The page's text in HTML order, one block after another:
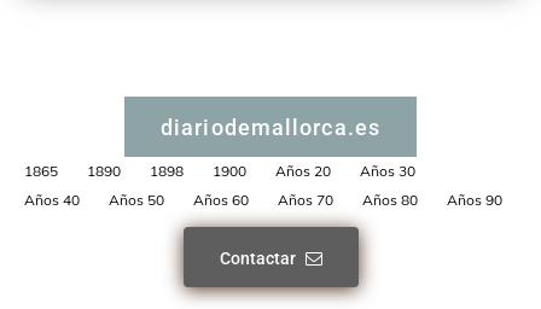
diariodemallorca.es
1865 1890 1898 1900 Años 20
Años 30
Años 40
Años 50 Años 60 Años 70 Años 80 Años 90
Contactar